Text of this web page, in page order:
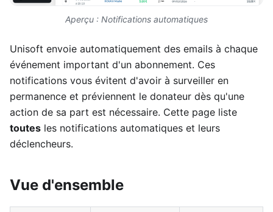
Aperçu : Notifications automatiques
Unisoft envoie automatiquement des emails à chaque
événement important d'un abonnement. Ces
notifications vous évitent d'avoir à surveiller en
permanence et préviennent le donateur dès qu'une
action de sa part est nécessaire. Cette page liste
toutes les notifications automatiques et leurs
déclencheurs.
Vue d'ensemble